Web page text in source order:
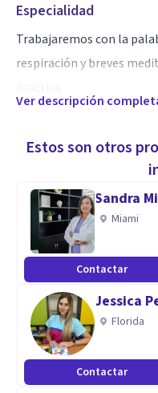
Especialidad
Trabajaremos con la
respiración y breves
Psicologia clinica.
Ver descripción
Estos son otros
Sandra
Miami
Contactar
Jessica
Florida
Contactar